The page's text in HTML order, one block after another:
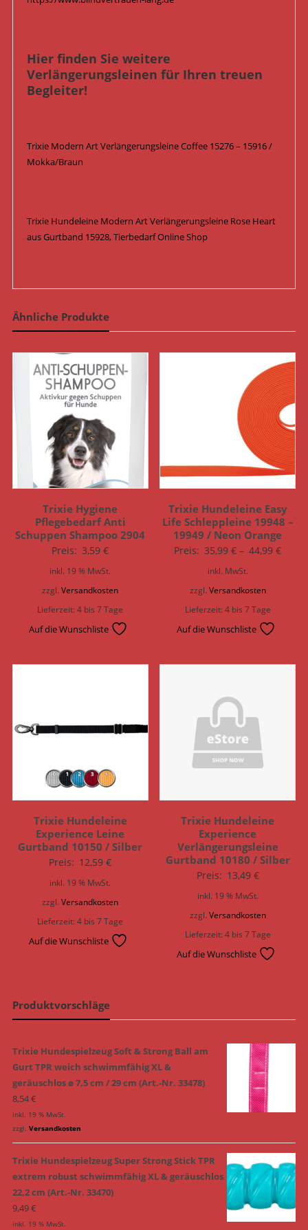
Hier finden Sie weitere
Verlängerungsleinen für Ihren treuen
Begleiter!
Trixie Modern Art Verlängerungsleine Coffee 15276 – 15916 /
Mokka/Braun
Trixie Hundeleine Modern Art Verlängerungsleine Rose Heart
aus Gurtband 15928, Tierbedarf Online Shop
Ähnliche Produkte
Trixie Hygiene
Pflegebedarf Anti
Schuppen Shampoo 2904
Preis: 3,59€
inkl. 19 % MwSt.
zzgl.Versandkosten
Lieferzeit:4 bis 7 Tage
Auf die Wunschliste
Trixie Hundeleine Easy
Life Schleppleine 19948 –
19949 / Neon Orange
Preis: 35,99€ – 44,99€
inkl. MwSt.
zzgl. Versandkosten
Lieferzeit:4 bis 7 Tage
Auf die Wunschliste
Trixie Hundeleine
Experience Leine
Gurtband 10150 / Silber
Preis: 12,59€
inkl. 19 % MwSt.
zzgl.Versandkosten
Lieferzeit:4 bis 7 Tage
Auf die Wunschliste
Trixie Hundeleine
Experience
Verlängerungsleine
Gurtband 10180 / Silber
Preis: 13,49 €
inkl. 19 % MwSt.
zzgl. Versandkosten
Lieferzeit:4 bis 7 Tage
Auf die Wunschliste
Produktvorschläge
Trixie Hundespielzeug Soft & Strong Ball am
Gurt TPR weich schwimmfähig XL &
geräuschlos ø 7,5 cm / 29 cm (Art.-Nr. 33478)
8,54€
inkl. 19 % MwSt.
zzgl. Versandkosten
Trixie Hundespielzeug Super Strong Stick TPR
extrem robust schwimmfähig XL & geräuschlos
22,2 cm (Art.-Nr. 33470)
9,49€
inkl. 19 % MwSt.